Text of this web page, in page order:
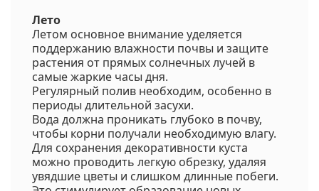
Лето
Летом основное внимание уделяется
поддержанию влажности почвы и защите
растения от прямых солнечных лучей в
самые жаркие часы дня.
Регулярный полив необходим, особенно в
периоды длительной засухи.
Вода должна проникать глубоко в почву,
чтобы корни получали необходимую влагу.
Для сохранения декоративности куста
можно проводить легкую обрезку, удаляя
увядшие цветы и слишком длинные побеги.